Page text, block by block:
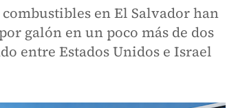
en El Salvador han
galón en un poco más de dos
entre Estados Unidos e Israel